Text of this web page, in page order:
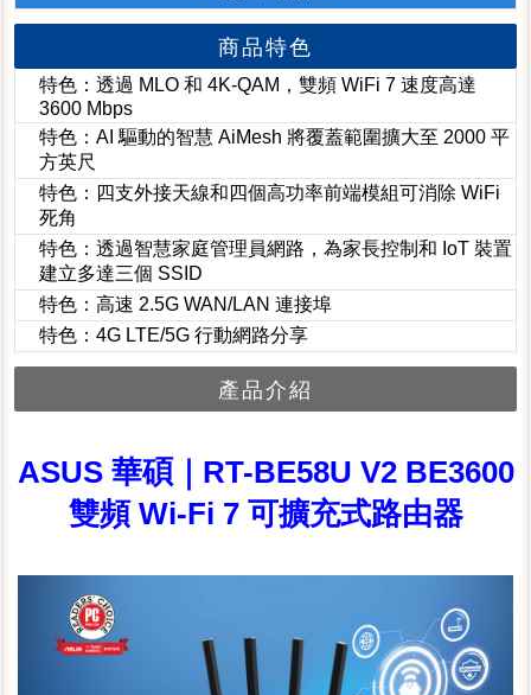
商品特色
特色：透過 MLO 和 4K-QAM，雙頻 WiFi 7 速度高達
3600 Mbps
特色：AI 驅動的智慧 AiMesh 將覆蓋範圍擴大至 2000 平
方英尺
特色：四支外接天線和四個高功率前端模組可消除 WiFi
死角
特色：透過智慧家庭管理員網路，為家長控制和 IoT 裝置
建立多達三個 SSID
特色：高速 2.5G WAN/LAN 連接埠
特色：4G LTE/5G 行動網路分享
產品介紹
ASUS 華碩｜RT-BE58U V2 BE3600
雙頻 Wi-Fi 7 可擴充式路由器